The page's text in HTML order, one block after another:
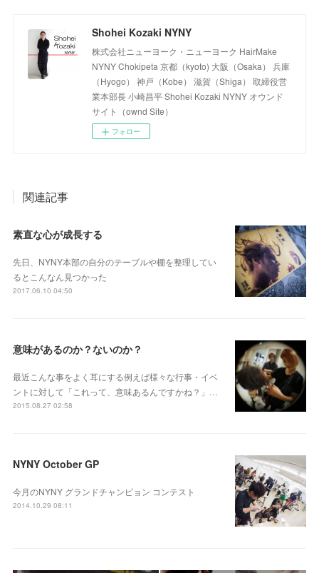
Shohei Kozaki NYNY
株式会社ニューヨーク・ニューヨーク HairMake
NYNY Chokipeta 京都（kyoto) 大阪（Osaka） 兵庫
（Hyogo） 神戸（Kobe） 滋賀（Shiga） 取締役営
業本部長 小崎昌平 Shohei Kozaki NYNY オウンド
サイト（ownd Site）
フォロー
関連記事
素直な心が成長する
先日、NYNY本部の自分のテーブルや棚を整理してい
るとこんなん見つかった
2017.06.10 04:50
意味があるのか？ないのか？
最近こんな事をよく耳にする例えば様々な行事・イベ
ントに対して「これって、意味あるんですかね？」…
2015.08.27 02:58
NYNY October GP
今月のNYNY グランドチャンピョン コンテスト
2014.10.29 08:11